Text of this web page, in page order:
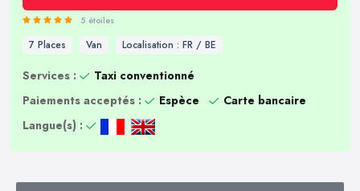
5 étoiles
7 Places Van Localisation : FR / BE
Services :
Taxi conventionné
Paiements acceptés :
Espèce
Carte bancaire
Langue(s) :